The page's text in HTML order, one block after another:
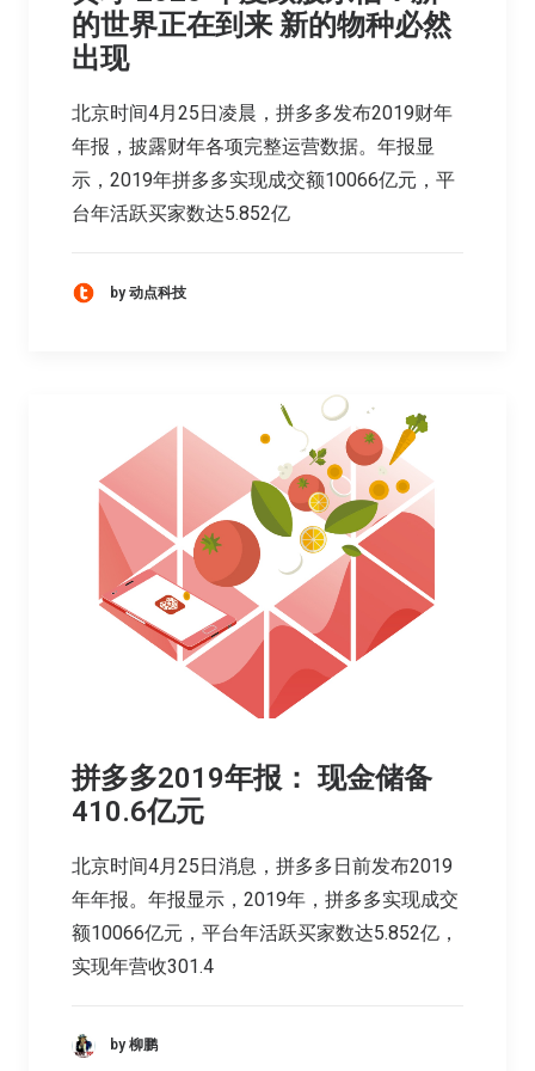
的世界正在到来 新的物种必然
出现
北京时间4月25日凌晨，拼多多发布2019财年
年报，披露财年各项完整运营数据。年报显
示，2019年拼多多实现成交额10066亿元，平
台年活跃买家数达5.852亿
by 动点科技
拼多多2019年报： 现金储备
410.6亿元
北京时间4月25日消息，拼多多日前发布2019
年年报。年报显示，2019年，拼多多实现成交
额10066亿元，平台年活跃买家数达5.852亿，
实现年营收301.4
by 柳鹏